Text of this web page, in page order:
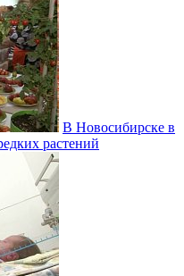
В Новосибирске в
растений